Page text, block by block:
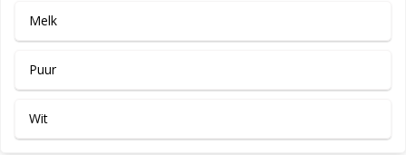
Melk
Puur
Wit